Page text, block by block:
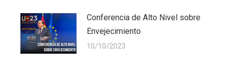
Conferencia de Alto Nivel sobre
Envejecimiento
10/10/2023